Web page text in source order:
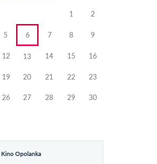
1 2
5 6 7 8 9
12 13 14 15 16
19 20 21 22 23
26 27 28 29 30
Kino Opolanka